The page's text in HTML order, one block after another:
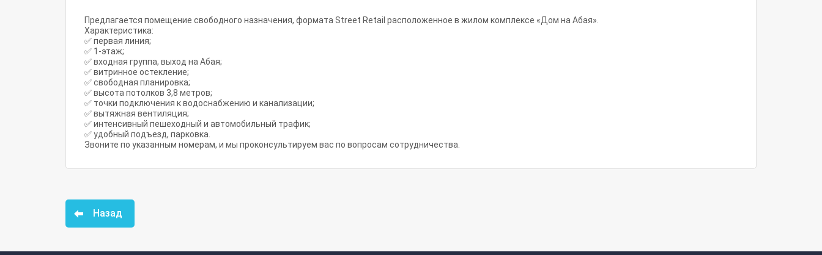
Предлагается помещение свободного назначения, формата Street Retail расположенное в жилом комплексе «Дом на Абая».
Характеристика:
✅ первая линия;
✅ 1-этаж;
✅ входная группа, выход на Абая;
✅ витринное остекление;
✅ свободная планировка;
✅ высота потолков 3,8 метров;
✅ точки подключения к водоснабжению и канализации;
✅ вытяжная вентиляция;
✅ интенсивный пешеходный и автомобильный трафик;
✅ удобный подъезд, парковка.
Звоните по указанным номерам, и мы проконсультируем вас по вопросам сотрудничества.
Назад